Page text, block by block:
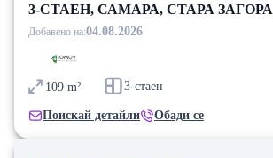
3-СТАЕН, САМАРА, СТАРА ЗАГОРА
Добавено на:04.08.2026
109 m² 3-стаен
Поискай детайли Обади се